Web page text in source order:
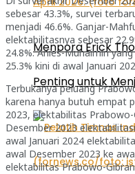
Menpora Erick
Penting untuk
sebesar 43.3%, survei
menjadi 46.6%. Ganjar-
elektabilitasnya sebesar
24.8%. Anies-Muhaimin
25.3% kini di awal Januari
Terbukanya peluang
karena hanya butuh empat
2023, elektabilitas
Desember 2023
awal Januari 2024
awal Desember 2023 ke
elektabilitas Prabowo-